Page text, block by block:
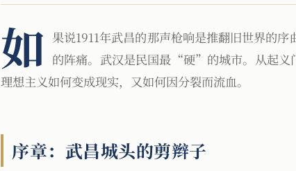
如 果说1911年武昌的那声枪响是推翻旧世界的
的阵痛。武汉是民国最“硬”的城市。从起义
理想主义如何变成现实，又如何因分裂而流血。
序章：武昌城头的剪辫子